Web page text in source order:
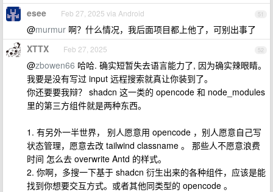
51
esee Feb 27, 2025 via Android
@murmur 啊？什么情况，我后面项目都上他了，可别出事了
52
XTTX Feb 27, 2025
@zbowen66 哈哈. 确实短暂失去语言能力了, 因为确实辣眼睛。
我要是没有写过 input 远程搜索就真让你装到了。
你还要要我辩？ shadcn 这一类的 opencode 和 node_modules
里的第三方组件就是两种东西。
1. 有另外一半世界， 别人愿意用 opencode ，别人愿意自己写
状态管理，愿意去改 tailwind classname 。 那些人不愿意浪费
时间 怎么去 overwrite Antd 的样式。
2. 你啊，多搜一下基于 shadcn 衍生出来的各种组件，应该是能
找到你想要交互方式。或者其他同类型的 opencode 。